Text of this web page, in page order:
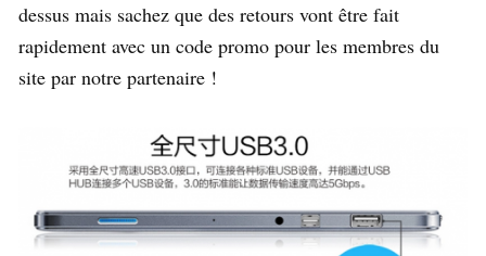
dessus mais sachez que des retours vont être fait
rapidement avec un code promo pour les membres du
site par notre partenaire !